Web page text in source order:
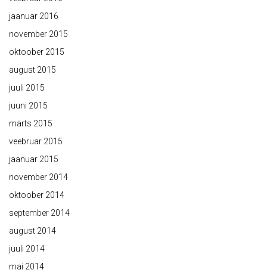
jaanuar 2016
november 2015
oktoober 2015
august 2015
juuli 2015
juuni 2015
märts 2015
veebruar 2015
jaanuar 2015
november 2014
oktoober 2014
september 2014
august 2014
juuli 2014
mai 2014